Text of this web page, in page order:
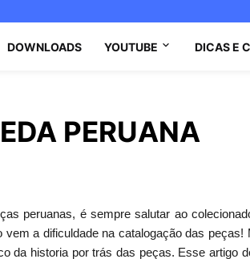
DOWNLOADS YOUTUBE DICAS E
PERUANA
peruanas, é sempre salutar ao
a dificuldade na catalogação das peças!
da historia por trás das peças. Esse artigo